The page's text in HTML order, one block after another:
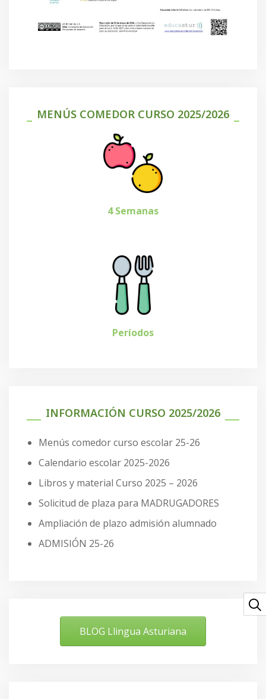
MENÚS COMEDOR CURSO 2025/2026
4 Semanas
Períodos
INFORMACIÓN CURSO 2025/2026
Menús comedor curso escolar 25-26
Calendario escolar 2025-2026
Libros y material Curso 2025 – 2026
Solicitud de plaza para MADRUGADORES
Ampliación de plazo admisión alumnado
ADMISIÓN 25-26
BLOG Llingua Asturiana